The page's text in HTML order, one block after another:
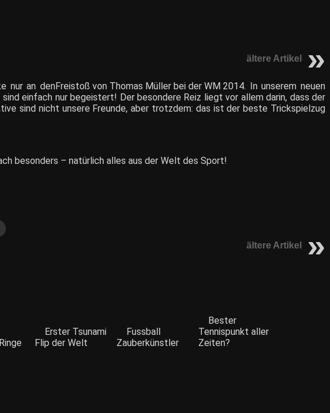
ältere Artikel
nur an denFreistoß von Thomas Müller bei der WM 2014. In unserem neuen
einfach nur begeistert! Der besondere Reiz liegt vor allem darin, dass der
sind nicht unsere Freunde, aber trotzdem: das ist der beste Trickspielzug
besonders – natürlich alles aus der Welt des Sport!
ältere Artikel
Erster Tsunami
Flip der Welt
Fussball
Zauberkünstler
Bester
Tennispunkt aller
Zeiten?